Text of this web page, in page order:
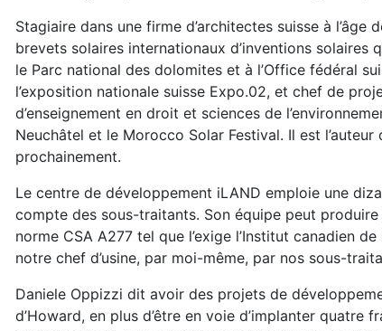
Stagiaire dans une firme d’architectes suisse à
brevets solaires internationaux d’inventions
le Parc national des dolomites et à l’Office fédéral
l’exposition nationale suisse Expo.02, et chef de
d’enseignement en droit et sciences de
Neuchâtel et le Morocco Solar Festival. Il est l’auteur
prochainement.
Le centre de développement iLAND emploie une
compte des sous-traitants. Son équipe peut
norme CSA A277 tel que l’exige l’Institut canadien
notre chef d’usine, par moi-même, par nos sous-
Daniele Oppizzi dit avoir des projets de
d’Howard, en plus d’être en voie d’implanter quatre